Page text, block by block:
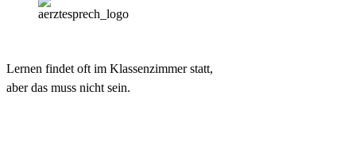
Lernen findet oft im Klassenzimmer statt,
aber das muss nicht sein.